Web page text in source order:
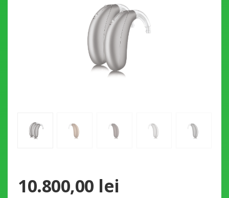
10.800,00 lei